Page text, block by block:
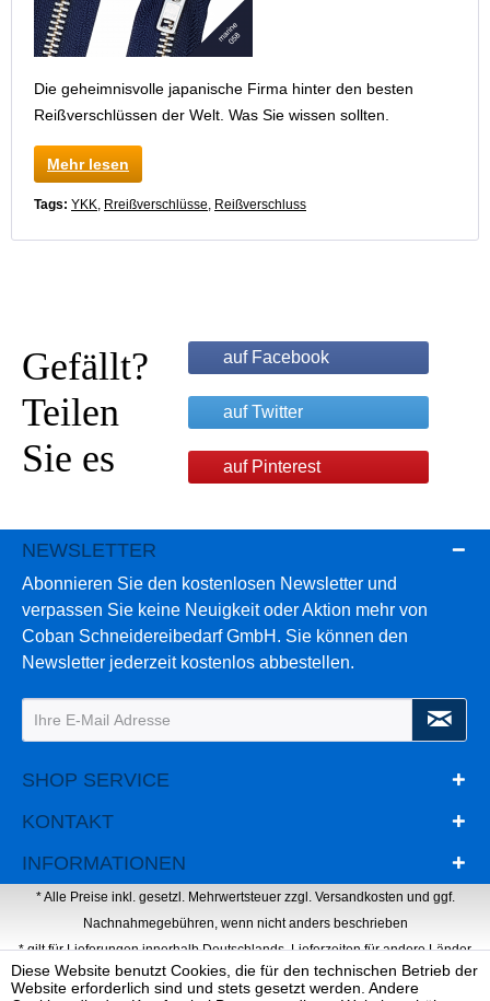
Die geheimnisvolle japanische Firma hinter den besten
Reißverschlüssen der Welt. Was Sie wissen sollten.
Mehr lesen
Tags: YKK, Rreißverschlüsse, Reißverschluss
Gefällt?
Teilen
Sie es
auf Facebook
auf Twitter
auf Pinterest
NEWSLETTER
Abonnieren Sie den kostenlosen Newsletter und
verpassen Sie keine Neuigkeit oder Aktion mehr von
Coban Schneidereibedarf GmbH. Sie können den
Newsletter jederzeit kostenlos abbestellen.
SHOP SERVICE
KONTAKT
INFORMATIONEN
* Alle Preise inkl. gesetzl. Mehrwertsteuer zzgl. Versandkosten und ggf.
Nachnahmegebühren, wenn nicht anders beschrieben
* gilt für Lieferungen innerhalb Deutschlands, Lieferzeiten für andere Länder
entnehmen Sie bitte der Schaltfläche mit den Versandinformationen
Diese Website benutzt Cookies, die für den technischen Betrieb der
Website erforderlich sind und stets gesetzt werden. Andere